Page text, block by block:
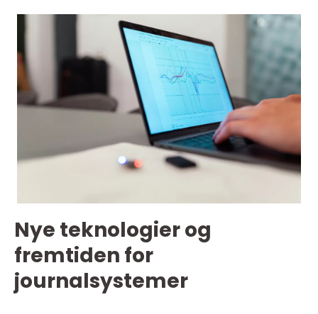
Nye teknologier og
fremtiden for
journalsystemer